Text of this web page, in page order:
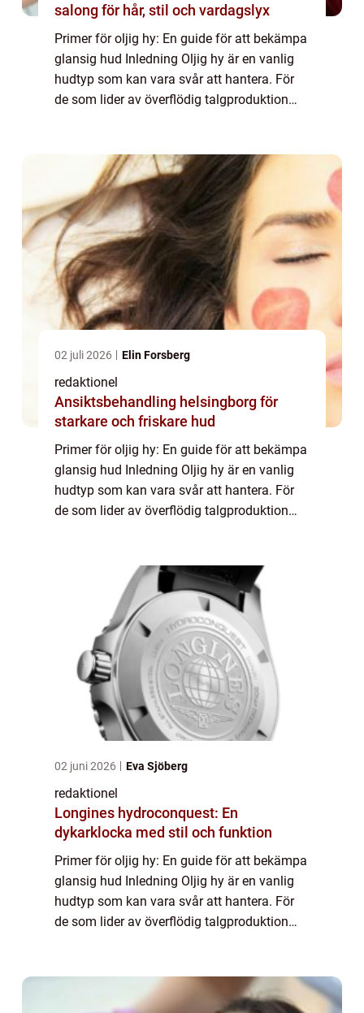
salong för hår, stil och vardagslyx
Primer för oljig hy: En guide för att bekämpa
glansig hud Inledning Oljig hy är en vanlig
hudtyp som kan vara svår att hantera. För
de som lider av överflödig talgproduktion
02 juli 2026 Elin Forsberg
redaktionel
Ansiktsbehandling helsingborg för
starkare och friskare hud
Primer för oljig hy: En guide för att bekämpa
glansig hud Inledning Oljig hy är en vanlig
hudtyp som kan vara svår att hantera. För
de som lider av överflödig talgproduktion
02 juni 2026 Eva Sjöberg
redaktionel
Longines hydroconquest: En
dykarklocka med stil och funktion
Primer för oljig hy: En guide för att bekämpa
glansig hud Inledning Oljig hy är en vanlig
hudtyp som kan vara svår att hantera. För
de som lider av överflödig talgproduktion